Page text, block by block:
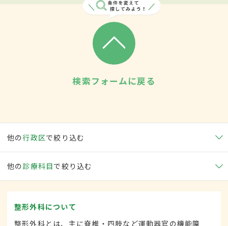
検索フォームに戻る
他の行政区で絞り込む
他の 診療科目で絞り込む
整形外科について
整形外科とは、主に脊椎・四肢など運動器官の機能障